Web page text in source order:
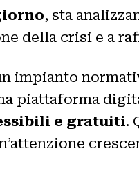
, sta
della crisi e a
impianto
piattaforma
e gratuiti.